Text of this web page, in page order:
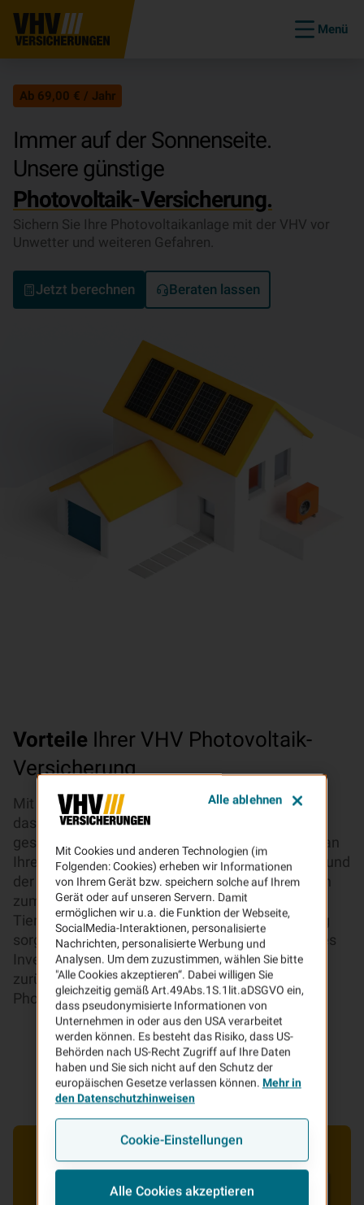
Menü
Ab 69,00 € / Jahr
Immer auf der Sonnenseite.
Unsere günstige
Photovoltaik-Versicherung.
Sichern Sie Ihre Photovoltaikanlage mit der VHV vor
Unwetter und weiteren Gefahren.
Jetzt berechnen Beraten lassen
Vorteile Ihrer VHV Photovoltaik-
Versicherung
Mit Ihrer Photovoltaikanlage tragen Sie dazu bei,
dass weniger CO2 produziert und die Umwelt
geschont wird. Doch die Gefahr eines Schadens an
Ihrer Photovoltaikanlage ist groß. Nicht nur aufgrund
der immer heftiger werdenden Unwetter, sondern
zum Beispiel auch durch Überspannung oder
Tierbisse. Mit der VHV Photovoltaik-Versicherung
sorgen Sie dafür, dass sich Ihr umweltfreundliches
Investment auszahlt. Lehnen Sie sich entspannt
zurück, wenn der nächste Hagel-Sturm über Ihre
Photovoltaikanlage zieht.
Mit Cookies und anderen Technologien (im
Folgenden: Cookies) erheben wir Informationen
von Ihrem Gerät bzw. speichern solche auf Ihrem
Gerät oder auf unseren Servern. Damit
ermöglichen wir u.a. die Funktion der Webseite,
SocialMedia-Interaktionen, personalisierte
Nachrichten, personalisierte Werbung und
Analysen. Um dem zuzustimmen, wählen Sie bitte
"Alle Cookies akzeptieren“. Dabei willigen Sie
gleichzeitig gemäß Art.49Abs.1S.1lit.aDSGVO ein,
dass pseudonymisierte Informationen von
Unternehmen in oder aus den USA verarbeitet
werden können. Es besteht das Risiko, dass US-
Behörden nach US-Recht Zugriff auf Ihre Daten
haben und Sie sich nicht auf den Schutz der
europäischen Gesetze verlassen können. Mehr in
den Datenschutzhinweisen
Cookie-Einstellungen
Alle Cookies akzeptieren
Alle ablehnen